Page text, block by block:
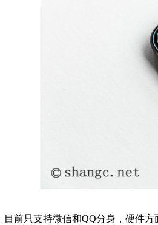
只支持微信和QQ分身，硬件方